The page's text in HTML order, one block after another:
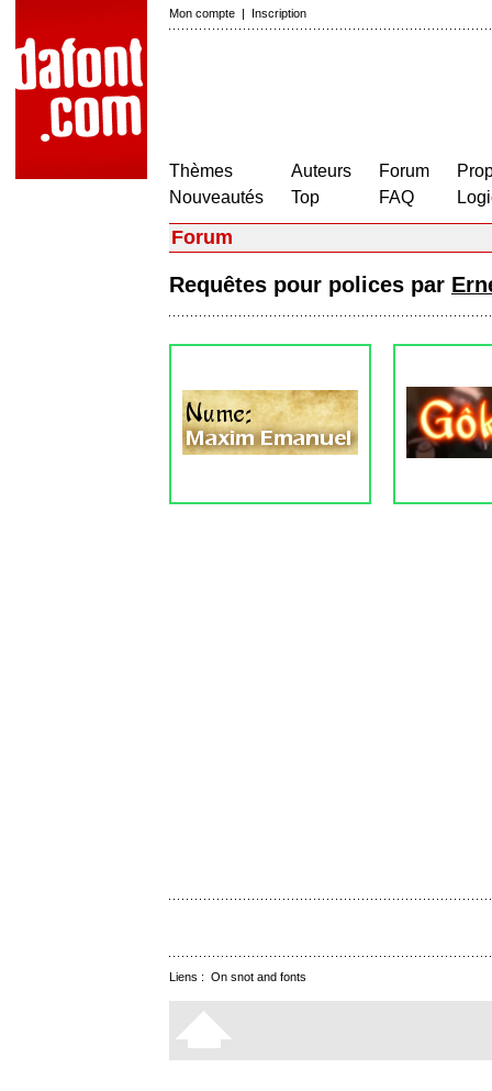
Mon compte | Inscription
Thèmes
Nouveautés
Auteurs
Top
Forum
FAQ
Forum
Requêtes pour polices par
Liens : On snot and fonts